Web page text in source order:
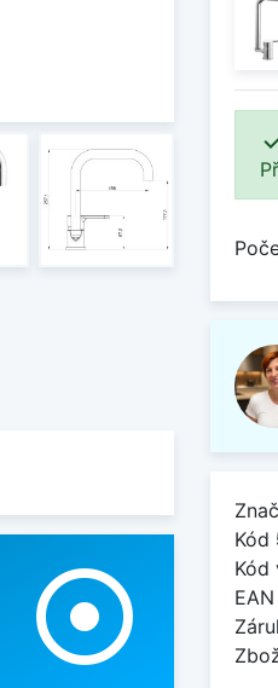
adjust
Kód
Kód
EAN